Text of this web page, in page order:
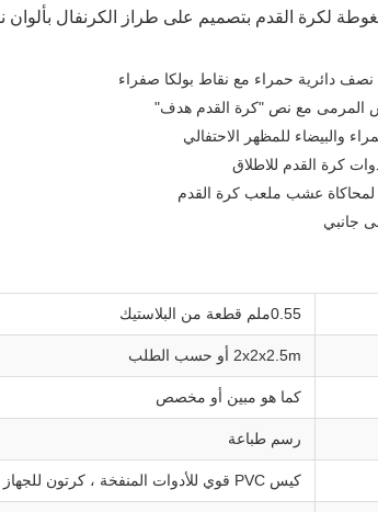
لكرة القدم بتصميم على طراز الكرنفال
دائرية حمراء مع نقاط بولكا صفراء
المرمى مع نص "كرة القدم هدف"
والبيضاء للمظهر الاحتفالي
كرة القدم للاطلاق
لمحاكاة عشب ملعب كرة القدم
جانبي
0.55ملم قطعة من البلاستيك
2x2x2.5m أو حسب الطلب
كما هو مبين أو مخصص
رسم طباعة
كيس PVC قوي للأدوات المنفخة ، كرتون للجهاز